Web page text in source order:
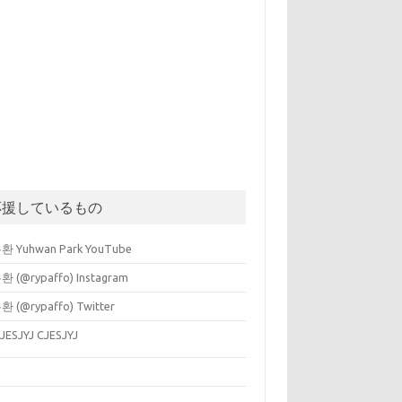
しているもの
Yuhwan Park YouTube
환 (@rypaffo) Instagram
환 (@rypaffo) Twitter
CJESJYJ